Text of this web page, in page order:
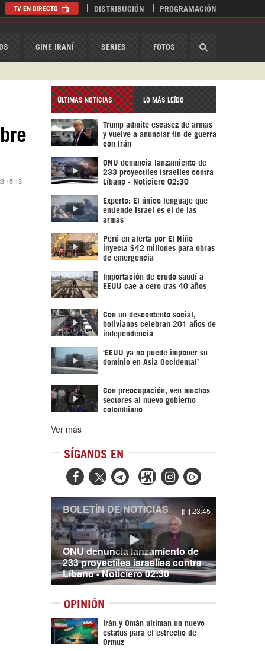
CINE IRANÍ SERIES FOTOS
TV EN DIRECTO DISTRIBUCIÓN PROGRAMACIÓN
15:13
ÚLTIMAS NOTICIAS LO MÁS LEÍDO
Trump admite escasez de armas
y vuelve a anunciar fin de guerra
con Irán
ONU denuncia lanzamiento de
233 proyectiles israelíes contra
Líbano - Noticiero 02:30
Experto: El único lenguaje que
entiende Israel es el de las
armas
Perú en alerta por El Niño
inyecta $42 millones para obras
de emergencia
Importación de crudo saudí a
EEUU cae a cero tras 40 años
Con un descontento social,
bolivianos celebran 201 años de
independencia
‘EEUU ya no puede imponer su
dominio en Asia Occidental’
Con preocupación, ven muchos
sectores al nuevo gobierno
colombiano
Ver más
SÍGANOS EN
  
ONU denuncia lanzamiento de
233 proyectiles israelíes contra
Líbano - Noticiero 02:30
BOLETÍN DE NOTICIAS 23:45
OPINIÓN
Irán y Omán ultiman un nuevo
estatus para el estrecho de
Ormuz